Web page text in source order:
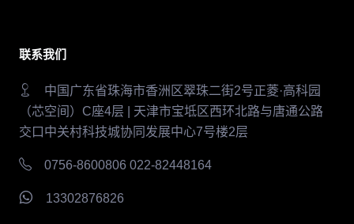
联系我们
中国广东省珠海市香洲区翠珠二街2号正菱·高科园
（芯空间）C座4层 | 天津市宝坻区西环北路与唐通公路
交口中关村科技城协同发展中心7号楼2层
0756-8600806 022-82448164
13302876826